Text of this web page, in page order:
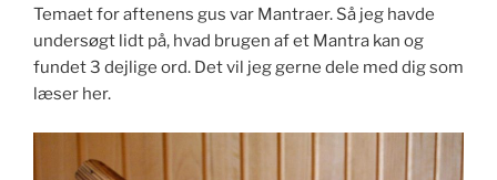
Temaet for aftenens gus var Mantraer. Så jeg havde
undersøgt lidt på, hvad brugen af et Mantra kan og
fundet 3 dejlige ord. Det vil jeg gerne dele med dig som
læser her.